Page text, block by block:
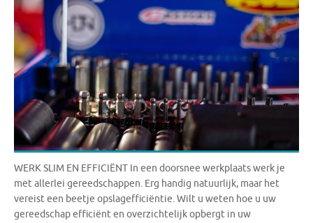
WERK SLIM EN EFFICIËNT In een doorsnee werkplaats werk je
met allerlei gereedschappen. Erg handig natuurlijk, maar het
vereist een beetje opslagefficiëntie. Wilt u weten hoe u uw
gereedschap efficiënt en overzichtelijk opbergt in uw